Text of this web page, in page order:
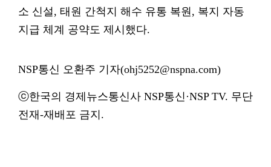
소 신설, 태원 간척지 해수 유통 복원, 복지 자동
지급 체계 공약도 제시했다.
NSP통신 오환주 기자(ohj5252@nspna.com)
ⓒ한국의 경제뉴스통신사 NSP통신·NSP TV. 무단
전재-재배포 금지.